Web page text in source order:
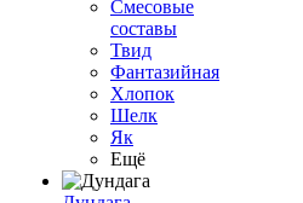
Смесовые
составы
Твид
Фантазийная
Хлопок
Шелк
Як
Ещё